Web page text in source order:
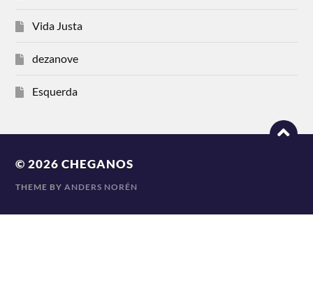
Vida Justa
dezanove
Esquerda
© 2026CHEGANOS
THEME BYANDERS NORÉN